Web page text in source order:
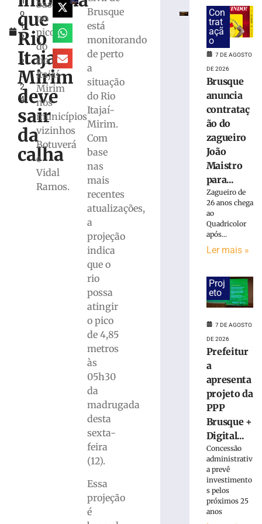
o
1
2
,
2
0
2
4
que
Rio
Itajaí-
Mirim
deve
sair
da
calha
baseada
no
pico
do
rio
Itajaí-
Mirim
nos
municípios
vizinhos
Botuverá
e
Vidal
Ramos.
Brusque
está
monitorando
de perto
a
situação
do Rio
Itajaí-
Mirim.
Com
base
nas
mais
recentes
atualizações,
a
projeção
indica
que o
rio
possa
atingir
o pico
de 4,85
metros
às
05h30
da
madrugada
desta
sexta-
feira
(12).
Essa
projeção
é
PPP
Brusque
Digital
modernização
infraestrutura
urbana
Trecho
Gracher
interdição
sexta-
Con
trat
açã
o
7 DE AGOSTO
DE 2026
Brusque
anuncia
contrataç
ão do
zagueiro
João
Maistro
para...
Zagueiro de
26 anos chega
ao
Quadricolor
após...
Ler mais »
Proj
eto
7 DE AGOSTO
DE 2026
Prefeitur
a
apresenta
projeto da
PPP
Brusque +
Digital...
Concessão
administrativ
a prevê
investimento
s pelos
próximos 25
anos